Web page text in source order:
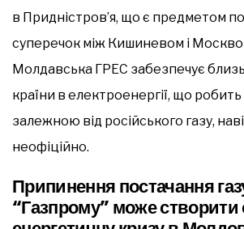
в Придністров’я, що є предметом
суперечок між Кишиневом і
Молдавська ГРЕС забезпечує
країни в електроенергії, що
залежною від російського газу,
неофіційно.
Припинення постачання
“Газпрому” може створити